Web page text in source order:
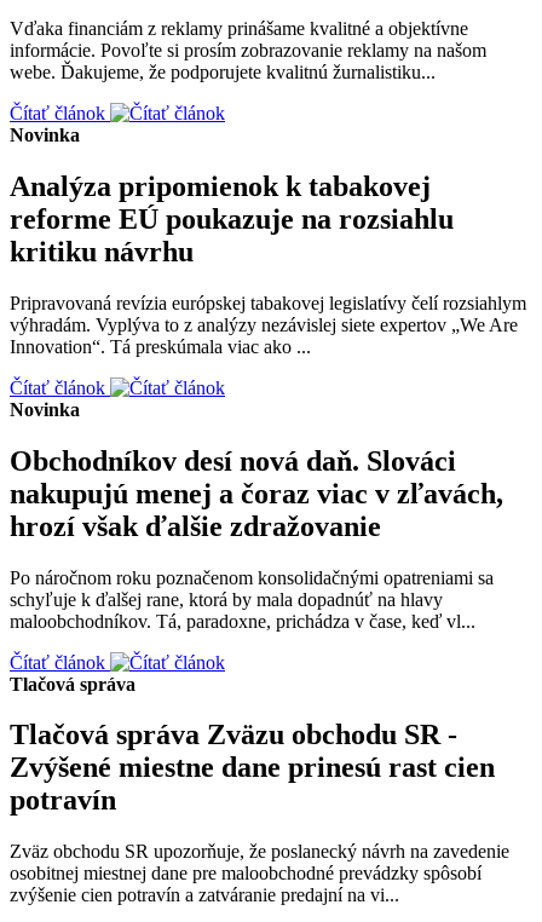
Vďaka financiám z reklamy prinášame kvalitné a objektívne
informácie. Povoľte si prosím zobrazovanie reklamy na našom
webe. Ďakujeme, že podporujete kvalitnú žurnalistiku...
Čítať článok
Novinka
Analýza pripomienok k tabakovej
reforme EÚ poukazuje na rozsiahlu
kritiku návrhu
Pripravovaná revízia európskej tabakovej legislatívy čelí rozsiahlym
výhradám. Vyplýva to z analýzy nezávislej siete expertov „We Are
Innovation“. Tá preskúmala viac ako ...
Čítať článok
Novinka
Obchodníkov desí nová daň. Slováci
nakupujú menej a čoraz viac v zľavách,
hrozí však ďalšie zdražovanie
Po náročnom roku poznačenom konsolidačnými opatreniami sa
schyľuje k ďalšej rane, ktorá by mala dopadnúť na hlavy
maloobchodníkov. Tá, paradoxne, prichádza v čase, keď vl...
Čítať článok
Tlačová správa
Tlačová správa Zväzu obchodu SR -
Zvýšené miestne dane prinesú rast cien
potravín
Zväz obchodu SR upozorňuje, že poslanecký návrh na zavedenie
osobitnej miestnej dane pre maloobchodné prevádzky spôsobí
zvýšenie cien potravín a zatváranie predajní na vi...